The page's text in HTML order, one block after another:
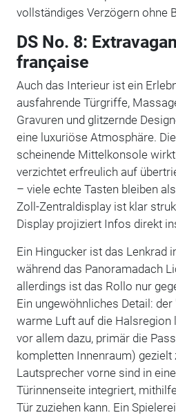
vollständiges Verzögern ohne
DS No. 8:
française
Auch das Interieur ist ein
ausfahrende Türgriffe,
Gravuren und glitzernde
eine luxuriöse Atmosphäre.
scheinende Mittelkonsole
verzichtet erfreulich auf
– viele echte Tasten bleiben
Zoll-Zentraldisplay ist klar
Display projiziert Infos direkt
Ein Hingucker ist das Lenkrad
während das Panoramadach
allerdings ist das Rollo nur
Ein ungewöhnliches Detail: der
warme Luft auf die Halsregion
vor allem dazu, primär die
kompletten Innenraum) gezielt
Lautsprecher vorne sind in
Türinnenseite integriert,
Tür zuziehen kann. Ein